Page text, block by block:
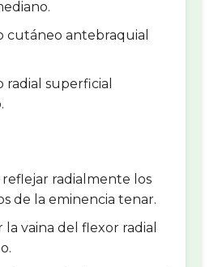
cutáneo antebraquial
radial superficial
reflejar radialmente los
de la eminencia tenar.
la vaina del flexor radial